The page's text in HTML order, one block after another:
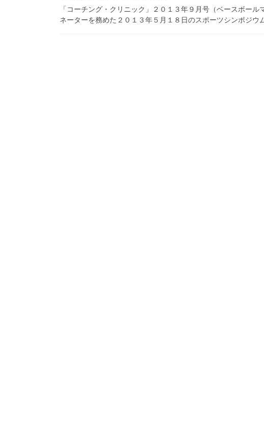
「コーチング・クリニック」２０１３年９月号（ベースボー
ネーターを務めた２０１３年５月１８日のスポーツシンポジウ